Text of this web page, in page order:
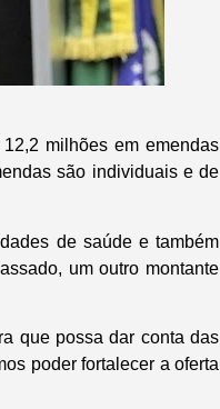
milhões em emendas
são individuais e de
de saúde e também
um outro montante
que possa dar conta das
poder fortalecer a oferta